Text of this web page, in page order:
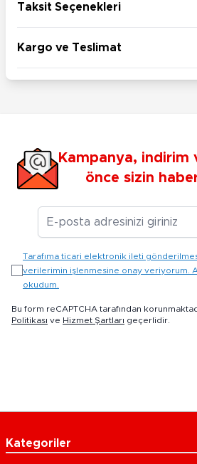
Taksit Seçenekleri
Kargo ve Teslimat
Kampanya, indirim
önce sizin
E-
Tarafıma ticari elektronik ileti
verilerimin işlenmesine onay veriyorum.
okudum.
Bu form reCAPTCHA tarafından
Politikası ve Hizmet Şartları geçerlidir.
Kategoriler